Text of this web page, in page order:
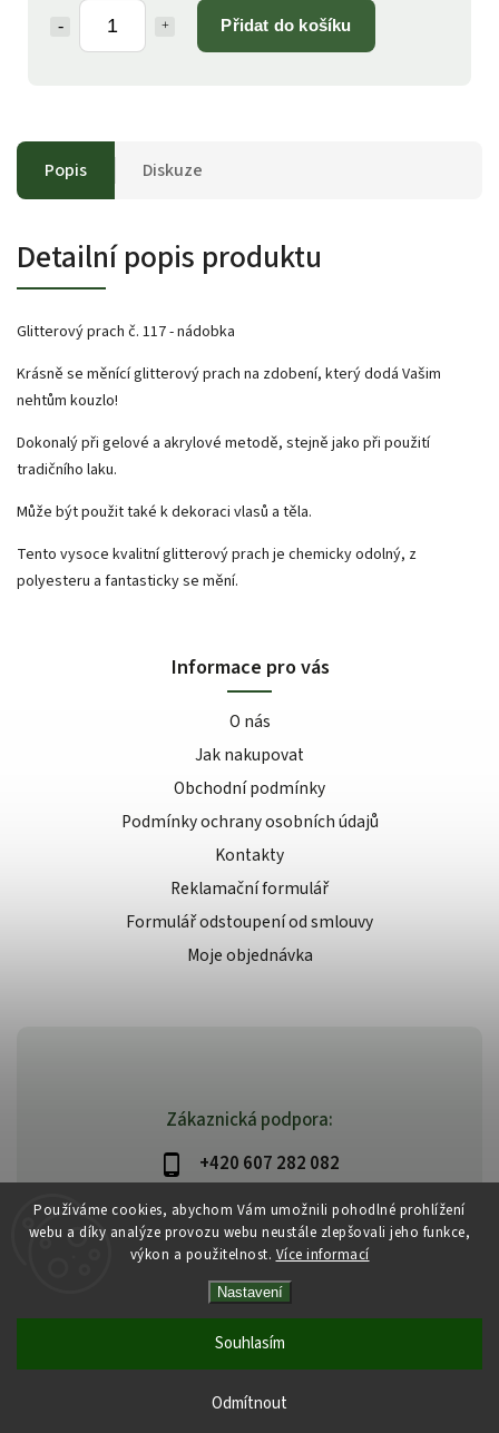
Používáme cookies, abychom Vám umožnili pohodlné prohlížení
webu a díky analýze provozu webu neustále zlepšovali jeho funkce,
výkon a použitelnost. Více informací
Nastavení
Odmítnout
Souhlasím
Přidat do košíku
Popis Diskuze
Detailní popis produktu
Glitterový prach č. 117 - nádobka
Krásně se měnící glitterový prach na zdobení, který dodá Vašim
nehtům kouzlo!
Dokonalý při gelové a akrylové metodě, stejně jako při použití
tradičního laku.
Může být použit také k dekoraci vlasů a těla.
Tento vysoce kvalitní glitterový prach je chemicky odolný, z
polyesteru a fantasticky se mění.
Zákaznická podpora:
+420 607 282 082
info@beautysystem.cz
Informace pro vás
O nás
Jak nakupovat
Obchodní podmínky
Podmínky ochrany osobních údajů
Kontakty
Reklamační formulář
Formulář odstoupení od smlouvy
Moje objednávka
Beautysystem.cz
VytvořilShoptet | Design